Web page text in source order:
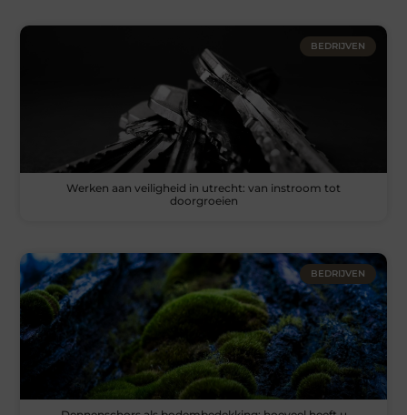
BEDRIJVEN
Werken aan veiligheid in utrecht: van instroom tot
doorgroeien
BEDRIJVEN